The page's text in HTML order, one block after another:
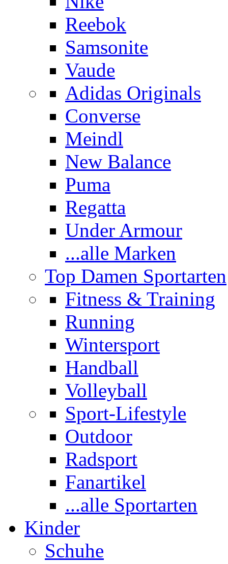
Reebok
Samsonite
Vaude
Adidas Originals
Converse
Meindl
New Balance
Puma
Regatta
Under Armour
...alle Marken
Top Damen Sportarten
Fitness & Training
Running
Wintersport
Handball
Volleyball
Sport-Lifestyle
Outdoor
Radsport
Fanartikel
...alle Sportarten
Kinder
Schuhe